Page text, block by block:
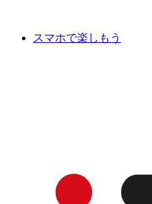
スマホで楽しもう